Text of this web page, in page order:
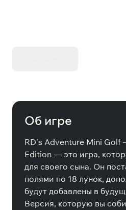
Об игре
RD’s Adventure Mini
Edition — это игра,
для своего сына. Он
полями по 18 лунок,
будут добавлены в
Версия, которую вы